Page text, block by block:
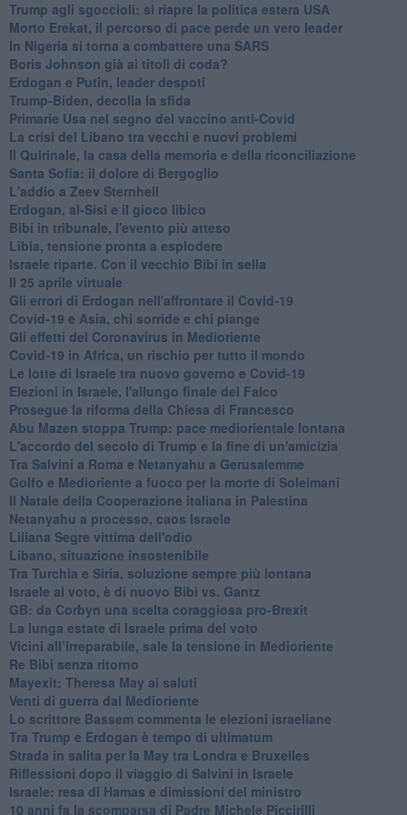
Trump agli sgoccioli: si riapre la politica estera USA
Morto Erekat, il percorso di pace perde un vero leader
In Nigeria si torna a combattere una SARS
Boris Johnson già ai titoli di coda?
Erdogan e Putin, leader despoti
Trump-Biden, decolla la sfida
Primarie Usa nel segno del vaccino anti-Covid
La crisi del Libano tra vecchi e nuovi problemi
Il Quirinale, la casa della memoria e della riconciliazione
Santa Sofia: il dolore di Bergoglio
L'addio a ​Zeev Sternhell
Erdogan, al-Sisi e il gioco libico
Bibi in tribunale, l'evento più atteso
Libia, tensione pronta a esplodere
Israele riparte. Con il vecchio Bibi in sella
Il 25 aprile virtuale
Gli errori di Erdogan nell'affrontare il Covid-19
Covid-19 e Asia, chi sorride e chi piange
Gli effetti del Coronavirus in Medioriente
Covid-19 in Africa, un rischio per tutto il mondo
Le lotte di Israele tra nuovo governo e Covid-19
Elezioni in Israele, l'allungo finale del Falco
Prosegue la riforma della Chiesa di Francesco
Abu Mazen stoppa Trump: pace mediorientale lontana
L'accordo del secolo di Trump e la fine di un'amicizia
Tra Salvini a Roma e Netanyahu a Gerusalemme
Golfo e Medioriente a fuoco per la morte di Soleimani
Il Natale della Cooperazione italiana in Palestina
Netanyahu a processo, caos Israele
Liliana Segre vittima dell'odio
Libano, situazione insostenibile
Tra Turchia e Siria, soluzione sempre più lontana
Israele al voto, è di nuovo Bibi vs. Gantz
GB: da Corbyn una scelta coraggiosa pro-Brexit
La lunga estate di Israele prima del voto
Vicini all’irreparabile, sale la tensione in Medioriente
Re Bibi senza ritorno
Mayexit: Theresa May ai saluti
Venti di guerra dal Medioriente
Lo scrittore Bassem commenta le elezioni israeliane
Tra Trump e Erdogan è tempo di ultimatum
Strada in salita per la May tra Londra e Bruxelles
Riflessioni dopo il viaggio di Salvini in Israele
Israele: resa di Hamas e dimissioni del ministro
10 anni fa la scomparsa di Padre Michele Piccirilli